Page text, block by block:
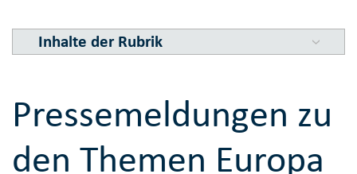
Inhalte der Rubrik
Pressemeldungen zu
den Themen Europa